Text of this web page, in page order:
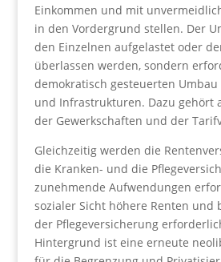
Einkommen und mit
in den Vordergrund stellen. Der
den Einzelnen aufgelastet oder
überlassen werden, sondern
demokratisch gesteuerten
und Infrastrukturen. Dazu gehört
der Gewerkschaften und der
Gleichzeitig werden die
die Kranken- und die
zunehmende Aufwendungen
sozialer Sicht höhere Renten und
der Pflegeversicherung
Hintergrund ist eine erneute